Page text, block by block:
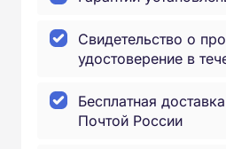
Свидетельство о
удостоверение в
Бесплатная
Почтой России